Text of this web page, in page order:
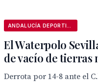
El Waterpolo
de vacío de tierras
Derrota por 14-8 ante el